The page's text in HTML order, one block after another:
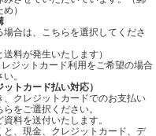
）
合は、こちらを選択してくださ
送料が発生いたします）
ジットカード利用をご希望の場合
。
トカード払い対応）
クレジットカードでのお支払い
をご選択ください。
料を送付いたします。
、現金、クレジットカード、デ